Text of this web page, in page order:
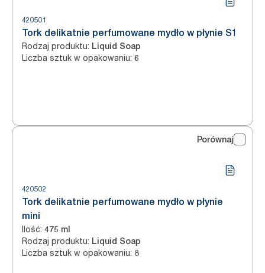
420501
Tork delikatnie perfumowane mydło w płynie S1
Rodzaj produktu: Liquid Soap
Liczba sztuk w opakowaniu: 6
Porównaj
420502
Tork delikatnie perfumowane mydło w płynie
mini
Ilość: 475 ml
Rodzaj produktu: Liquid Soap
Liczba sztuk w opakowaniu: 8